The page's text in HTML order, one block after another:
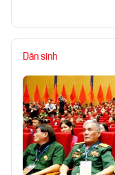
Dân sinh